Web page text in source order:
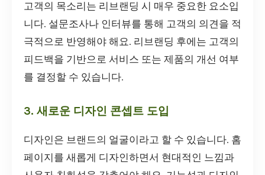
고객의 목소리는 리브랜딩 시 매우 중요한 요소입
니다. 설문조사나 인터뷰를 통해 고객의 의견을 적
극적으로 반영해야 해요. 리브랜딩 후에는 고객의
피드백을 기반으로 서비스 또는 제품의 개선 여부
를 결정할 수 있습니다.
3. 새로운 디자인 콘셉트 도입
디자인은 브랜드의 얼굴이라고 할 수 있습니다. 홈
페이지를 새롭게 디자인하면서 현대적인 느낌과